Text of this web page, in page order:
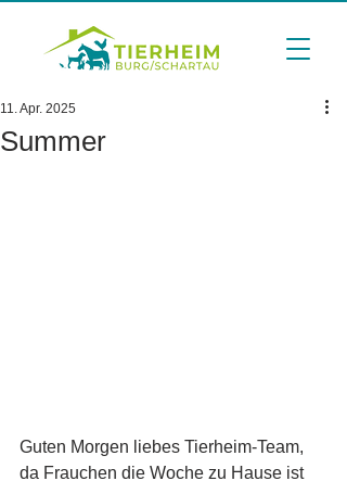
Summer
11. Apr. 2025
Guten Morgen liebes Tierheim-Team,
da Frauchen die Woche zu Hause ist